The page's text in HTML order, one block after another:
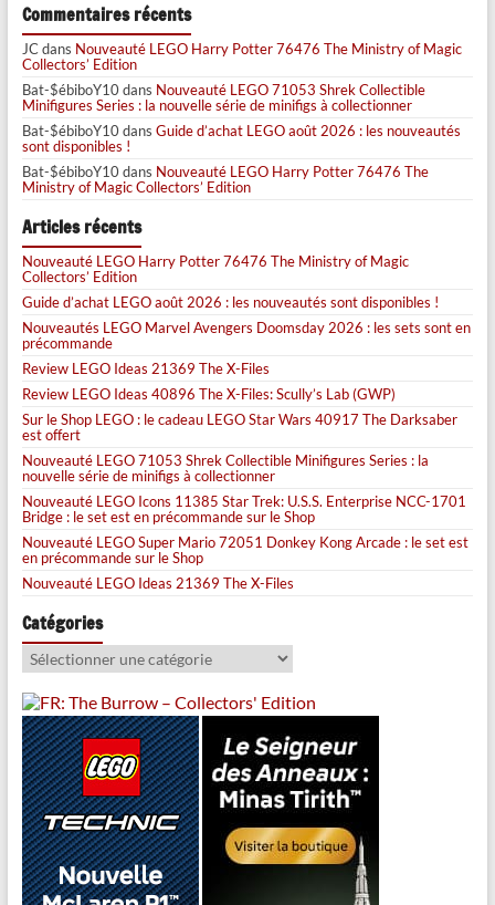
Commentaires récents
JCdans Nouveauté LEGO Harry Potter 76476 The Ministry of Magic
Collectors’ Edition
Bat-$ébiboY10dans Nouveauté LEGO 71053 Shrek Collectible
Minifigures Series : la nouvelle série de minifigs à collectionner
Bat-$ébiboY10dans Guide d’achat LEGO août 2026 : les nouveautés
sont disponibles !
Bat-$ébiboY10dans Nouveauté LEGO Harry Potter 76476 The
Ministry of Magic Collectors’ Edition
Articles récents
Nouveauté LEGO Harry Potter 76476 The Ministry of Magic
Collectors’ Edition
Guide d’achat LEGO août 2026 : les nouveautés sont disponibles !
Nouveautés LEGO Marvel Avengers Doomsday 2026 : les sets sont en
précommande
Review LEGO Ideas 21369 The X-Files
Review LEGO Ideas 40896 The X-Files: Scully’s Lab (GWP)
Sur le Shop LEGO : le cadeau LEGO Star Wars 40917 The Darksaber
est offert
Nouveauté LEGO 71053 Shrek Collectible Minifigures Series : la
nouvelle série de minifigs à collectionner
Nouveauté LEGO Icons 11385 Star Trek: U.S.S. Enterprise NCC-1701
Bridge : le set est en précommande sur le Shop
Nouveauté LEGO Super Mario 72051 Donkey Kong Arcade : le set est
en précommande sur le Shop
Nouveauté LEGO Ideas 21369 The X-Files
Catégories
Catégories